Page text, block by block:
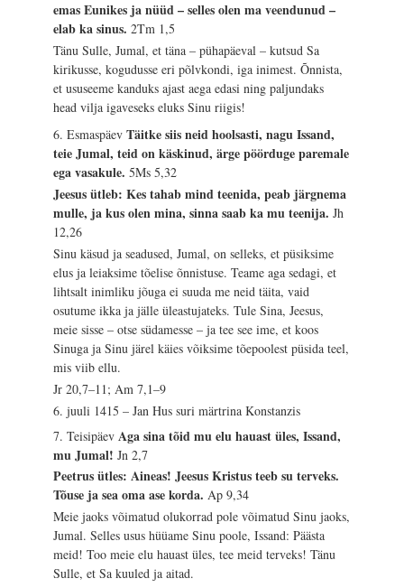
emas Eunikes ja nüüd – selles olen ma veendunud –
elab ka sinus.2Tm 1,5
Tänu Sulle, Jumal, et täna – pühapäeval – kutsud Sa
kirikusse, kogudusse eri põlvkondi, iga inimest. Õnnista,
et ususeeme kanduks ajast aega edasi ning paljundaks
head vilja igaveseks eluks Sinu riigis!
6. EsmaspäevTäitke siis neid hoolsasti, nagu Issand,
teie Jumal, teid on käskinud, ärge pöörduge paremale
ega vasakule.5Ms 5,32
Jeesus ütleb: Kes tahab mind teenida, peab järgnema
mulle, ja kus olen mina, sinna saab ka mu teenija.Jh
12,26
Sinu käsud ja seadused, Jumal, on selleks, et püsiksime
elus ja leiaksime tõelise õnnistuse. Teame aga sedagi, et
lihtsalt inimliku jõuga ei suuda me neid täita, vaid
osutume ikka ja jälle üleastujateks. Tule Sina, Jeesus,
meie sisse – otse südamesse – ja tee see ime, et koos
Sinuga ja Sinu järel käies võiksime tõepoolest püsida teel,
mis viib ellu.
Jr 20,7–11; Am 7,1–9
6. juuli 1415 – Jan Hus suri märtrina Konstanzis
7. Teisipäev Aga sina tõid mu elu hauast üles, Issand,
mu Jumal!Jn 2,7
Peetrus ütles: Aineas! Jeesus Kristus teeb su terveks.
Tõuse ja sea oma ase korda.Ap 9,34
Meie jaoks võimatud olukorrad pole võimatud Sinu jaoks,
Jumal. Selles usus hüüame Sinu poole, Issand: Päästa
meid! Too meie elu hauast üles, tee meid terveks! Tänu
Sulle, et Sa kuuled ja aitad.